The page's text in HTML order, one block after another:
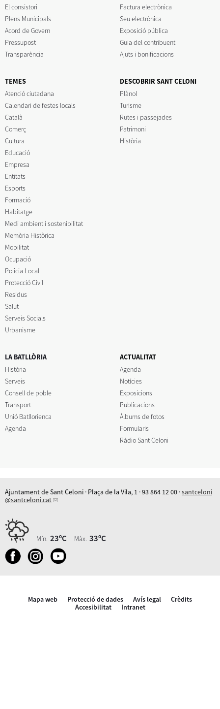
El consistori
Plens Municipals
Acord de Govern
Pressupost
Transparència
Factura electrònica
Seu electrònica
Exposició pública
Guia del contribuent
Ajuts i bonificacions
TEMES
Atenció ciutadana
Calendari de festes locals
Català
Comerç
Cultura
Educació
Empresa
Entitats
Esports
Formació
Habitatge
Medi ambient i sostenibilitat
Memòria Històrica
Mobilitat
Ocupació
Policia Local
Protecció Civil
Residus
Salut
Serveis Socials
Urbanisme
DESCOBRIR SANT CELONI
Plànol
Turisme
Rutes i passejades
Patrimoni
Història
LA BATLLÒRIA
Història
Serveis
Consell de poble
Transport
Unió Batllorienca
Agenda
ACTUALITAT
Agenda
Notícies
Exposicions
Publicacions
Àlbums de fotos
Formularis
Ràdio Sant Celoni
Ajuntament de Sant Celoni · Plaça de la Vila, 1 · 93 864 12 00 ·santceloni
@santceloni.cat
Mín. 23ºC Màx. 33ºC
Mapa web Protecció de dades Avís legal
Crèdits
Accesibilitat
Intranet